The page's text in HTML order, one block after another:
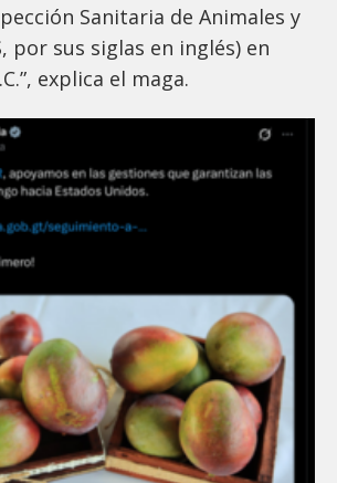
Sanitaria de Animales y
por sus siglas en inglés) en
explica el maga.